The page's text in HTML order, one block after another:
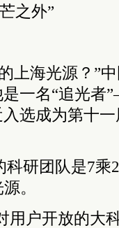
之外”
上海光源？”
是一名“追光
选成为第十
研团队是7乘
。
用户开放的大